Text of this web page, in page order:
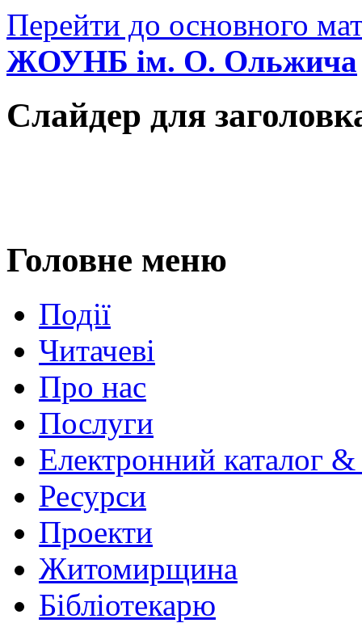
Перейти до основного
ЖОУНБ ім. О. Ольжича
Слайдер для
Головне меню
Події
Читачеві
Про нас
Послуги
Електронний каталог
Ресурси
Проекти
Житомирщина
Бібліотекарю